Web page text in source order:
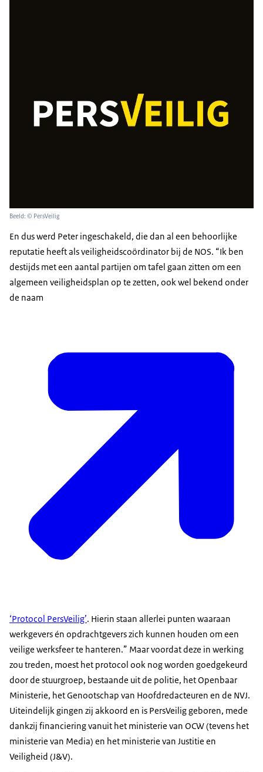
Beeld: © PersVeilig
En dus werd Peter ingeschakeld, die dan al een behoorlijke
reputatie heeft als veiligheidscoördinator bij de NOS. “Ik ben
destijds met een aantal partijen om tafel gaan zitten om een
algemeen veiligheidsplan op te zetten, ook wel bekend onder
de naam
‘Protocol PersVeilig’. Hierin staan allerlei punten waaraan
werkgevers én opdrachtgevers zich kunnen houden om een
veilige werksfeer te hanteren.” Maar voordat deze in werking
zou treden, moest het protocol ook nog worden goedgekeurd
door de stuurgroep, bestaande uit de politie, het Openbaar
Ministerie, het Genootschap van Hoofdredacteuren en de NVJ.
Uiteindelijk gingen zij akkoord en is PersVeilig geboren, mede
dankzij financiering vanuit het ministerie van OCW (tevens het
ministerie van Media) en het ministerie van Justitie en
Veiligheid (J&V).